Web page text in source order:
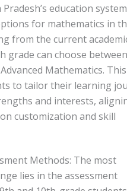
education
for mathematics in
from the current
grade can choose
Mathematics.
to tailor their learning
and interests,
on customization and skill
Methods: The most
lies in the assessment